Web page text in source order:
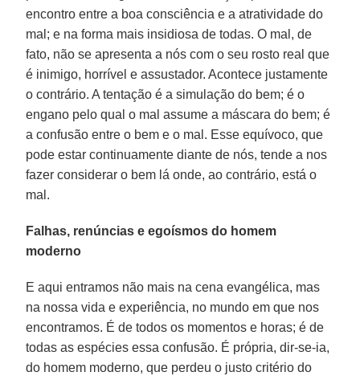
encontro entre a boa consciência e a atratividade do
mal; e na forma mais insidiosa de todas. O mal, de
fato, não se apresenta a nós com o seu rosto real que
é inimigo, horrível e assustador. Acontece justamente
o contrário. A tentação é a simulação do bem; é o
engano pelo qual o mal assume a máscara do bem; é
a confusão entre o bem e o mal. Esse equívoco, que
pode estar continuamente diante de nós, tende a nos
fazer considerar o bem lá onde, ao contrário, está o
mal.
Falhas, renúncias e egoísmos do homem
moderno
E aqui entramos não mais na cena evangélica, mas
na nossa vida e experiência, no mundo em que nos
encontramos. É de todos os momentos e horas; é de
todas as espécies essa confusão. É própria, dir-se-ia,
do homem moderno, que perdeu o justo critério do